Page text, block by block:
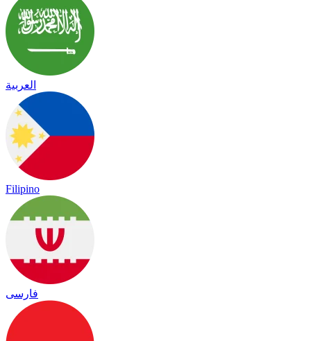
العربية
Filipino
فارسی